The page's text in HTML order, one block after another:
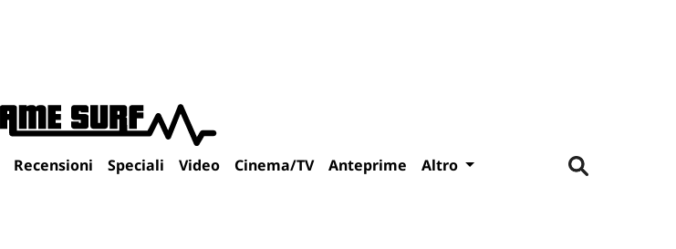
Recensioni Speciali Video Cinema/TV Anteprime Altro